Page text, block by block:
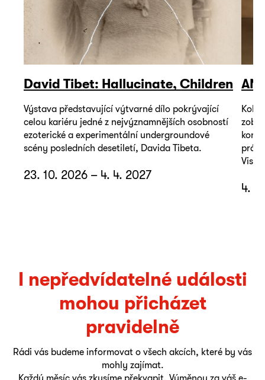
David Tibet: Hallucinate, Children
Výstava představující výtvarné dílo pokrývající
celou kariéru jedné z nejvýznamnějších osobností
ezoterické a experimentální undergroundové
scény posledních desetiletí, Davida Tibeta.
23. 10. 2026 – 4. 4. 2027
4.
I nepředvídatelné události
mohou přicházet
pravidelně
Rádi vás budeme informovat o všech akcích, které by vás
mohly zajímat.